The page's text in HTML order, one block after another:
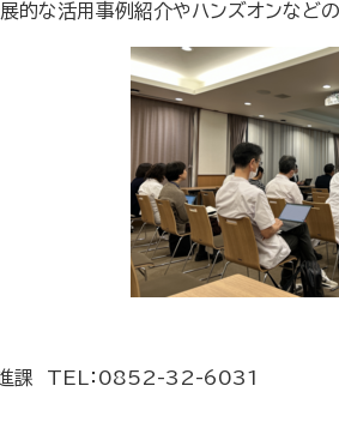
的な活用事例紹介やハンズオンなどの
進課 TEL：0852-32-6031